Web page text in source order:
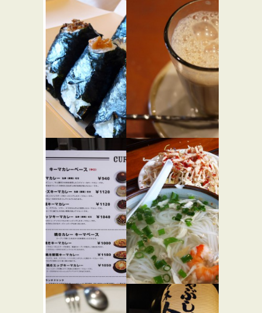
おひつ膳
田んぼ
代々木本店
★★☆
和食
ムーンボ
ウ ★☆☆
カレー屋
バー・居酒屋